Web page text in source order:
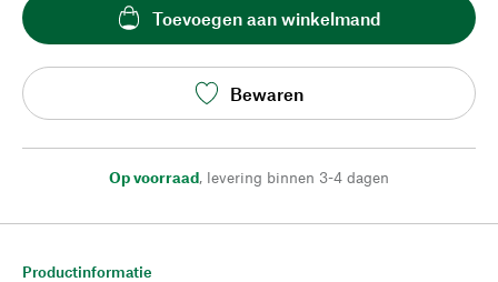
Toevoegen aan winkelmand
Bewaren
Op voorraad, levering binnen 3-4 dagen
Productinformatie